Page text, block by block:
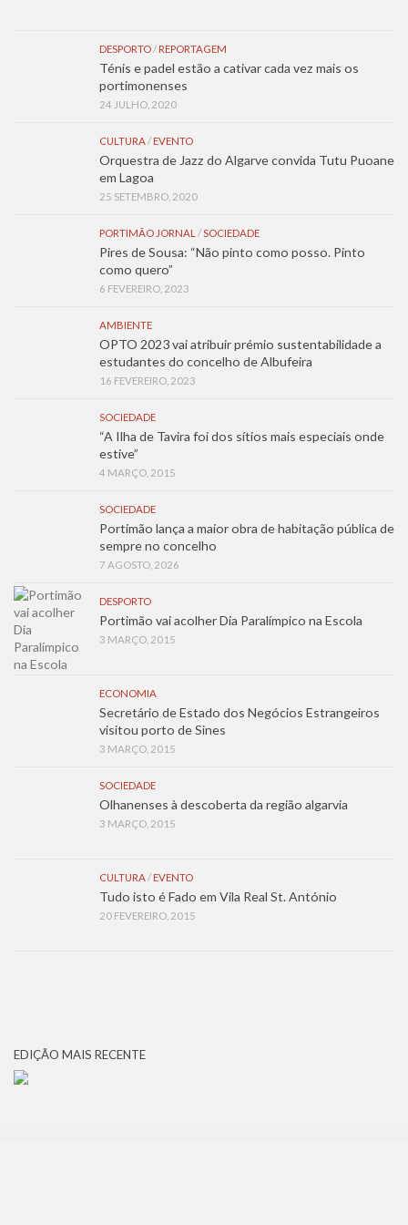
DESPORTO/ REPORTAGEM
Ténis e padel estão a cativar cada vez mais os
portimonenses
24 JULHO, 2020
CULTURA/ EVENTO
Orquestra de Jazz do Algarve convida Tutu Puoane
em Lagoa
25 SETEMBRO, 2020
PORTIMÃO JORNAL /SOCIEDADE
Pires de Sousa: “Não pinto como posso. Pinto
como quero”
6 FEVEREIRO, 2023
AMBIENTE
OPTO 2023 vai atribuir prémio sustentabilidade a
estudantes do concelho de Albufeira
16 FEVEREIRO, 2023
SOCIEDADE
“A Ilha de Tavira foi dos sítios mais especiais onde
estive”
4 MARÇO, 2015
SOCIEDADE
Portimão lança a maior obra de habitação pública de
sempre no concelho
7 AGOSTO, 2026
DESPORTO
Portimão vai acolher Dia Paralímpico na Escola
3 MARÇO, 2015
ECONOMIA
Secretário de Estado dos Negócios Estrangeiros
visitou porto de Sines
3 MARÇO, 2015
SOCIEDADE
Olhanenses à descoberta da região algarvia
3 MARÇO, 2015
CULTURA/ EVENTO
Tudo isto é Fado em Vila Real St. António
20 FEVEREIRO, 2015
EDIÇÃO MAIS RECENTE